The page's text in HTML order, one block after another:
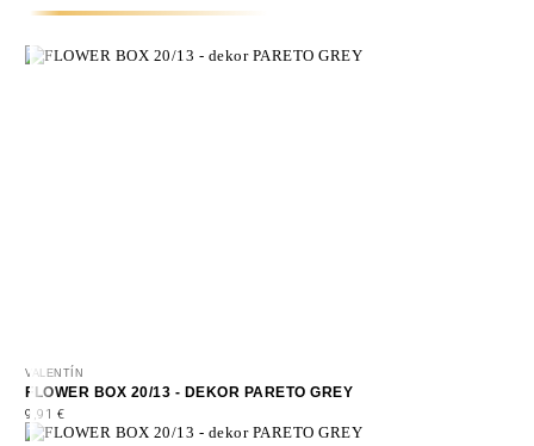
VALENTÍN
FLOWER BOX 20/13 - DEKOR PARETO GREY
9,91 €